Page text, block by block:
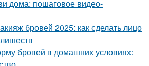
дома: пошаговое видео-
бровей 2025: как сделать лицо
бровей в домашних условиях: